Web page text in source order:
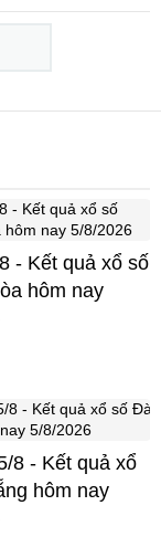
- Kết quả xổ số
hôm nay
8 - Kết quả xổ
hôm nay